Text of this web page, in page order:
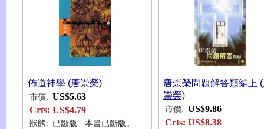
佈道神學 (唐崇榮)
市價: US$5.63
Crts: US$4.79
狀態: 已斷版 - 本書已斷版。
唐崇榮問題解答類編上
崇榮)
市價: US$9.86
Crts: US$8.38